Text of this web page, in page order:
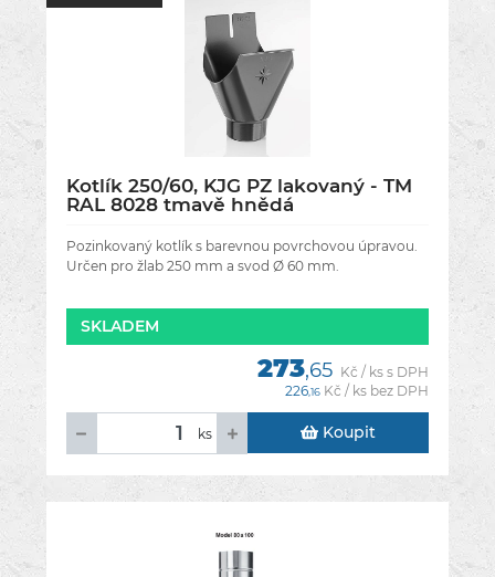
Kotlík 250/60, KJG PZ lakovaný - TM
RAL 8028 tmavě hnědá
Pozinkovaný kotlík s barevnou povrchovou úpravou.
Určen pro žlab 250 mm a svod Ø 60 mm.
SKLADEM
273,65 Kč / ks s DPH
226,16 Kč / ks bez DPH
ks Koupit